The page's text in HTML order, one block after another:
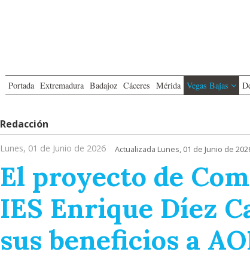
Portada Extremadura Badajoz Cáceres Mérida Vegas Bajas
Redacción
Lunes, 01 de Junio de 2026
Actualizada Lunes, 01 de Junio de
El proyecto de
IES Enrique Díez
sus beneficios a